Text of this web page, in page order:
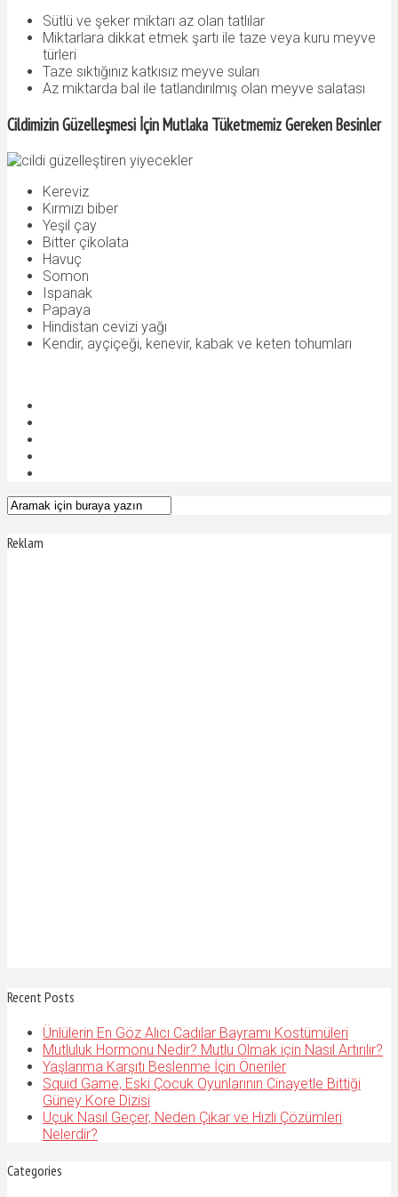
Sütlü ve şeker miktarı az olan tatlılar
Miktarlara dikkat etmek şartı ile taze veya kuru meyve
türleri
Taze sıktığınız katkısız meyve suları
Az miktarda bal ile tatlandırılmış olan meyve salatası
Cildimizin Güzelleşmesi İçin Mutlaka Tüketmemiz Gereken Besinler
Kereviz
Kırmızı biber
Yeşil çay
Bitter çikolata
Havuç
Somon
Ispanak
Papaya
Hindistan cevizi yağı
Kendir, ayçiçeği, kenevir, kabak ve keten tohumları
Reklam
Recent Posts
Ünlülerin En Göz Alıcı Cadılar Bayramı Kostümüleri
Mutluluk Hormonu Nedir? Mutlu Olmak için Nasıl Artırılır?
Yaşlanma Karşıtı Beslenme İçin Öneriler
Squid Game, Eski Çocuk Oyunlarının Cinayetle Bittiği
Güney Kore Dizisi
Uçuk Nasıl Geçer, Neden Çıkar ve Hızlı Çözümleri
Nelerdir?
Categories